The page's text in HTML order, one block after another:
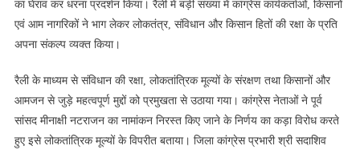
और
किसान
रक्षा
को
लेकर
उमड़ा
का घेराव कर धरना प्रदर्शन किया। रैली में बड़ी संख्या में कांग्रेस कार्यकर्ताओं, किसानों
एवं आम नागरिकों ने भाग लेकर लोकतंत्र, संविधान और किसान हितों की रक्षा के प्रति
अपना संकल्प व्यक्त किया।
रैली के माध्यम से संविधान की रक्षा, लोकतांत्रिक मूल्यों के संरक्षण तथा किसानों और
आमजन से जुड़े महत्वपूर्ण मुद्दों को प्रमुखता से उठाया गया। कांग्रेस नेताओं ने पूर्व
सांसद मीनाक्षी नटराजन का नामांकन निरस्त किए जाने के निर्णय का कड़ा विरोध करते
हुए इसे लोकतांत्रिक मूल्यों के विपरीत बताया। जिला कांग्रेस प्रभारी श्री सदाशिव